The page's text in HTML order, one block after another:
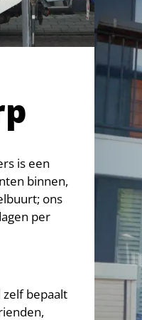
is een
binnen,
ons
per
bepaalt